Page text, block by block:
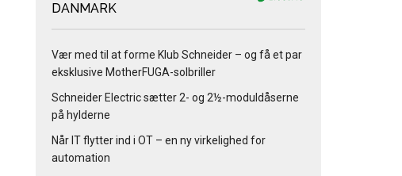
DANMARK
Vær med til at forme Klub Schneider – og få et par
eksklusive MotherFUGA-solbriller
Schneider Electric sætter 2- og 2½-moduldåserne
på hylderne
Når IT flytter ind i OT – en ny virkelighed for
automation